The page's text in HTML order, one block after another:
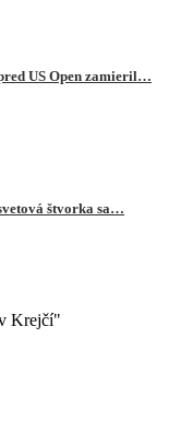
US Open zamieril…
štvorka sa…
Krejčí"